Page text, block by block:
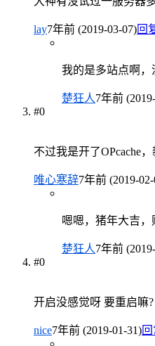
lay7年前 (2019-03-07)回
我的是多站点啊，
楚狂人7年前
#0
不过我是开了OPcache
唯心寒辞7年前 (2019-
嗯嗯，猪年大吉，
楚狂人7年前
#0
开启没感觉呀 要重启嘛?
nice7年前 (2019-01-31)